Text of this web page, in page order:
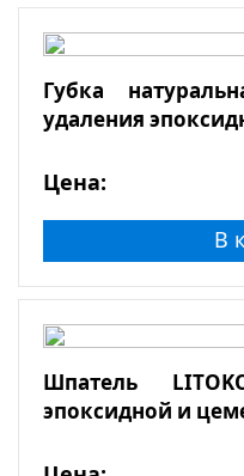
Губка
удаления
Цена:
В
Шпатель
эпоксидной и